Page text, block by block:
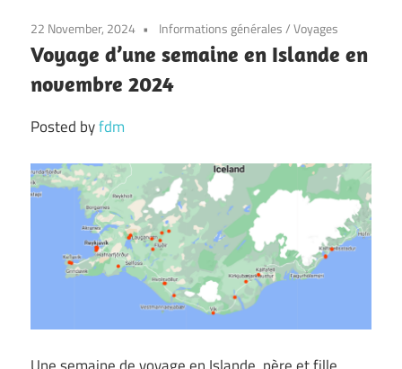
22 November, 2024 Informations générales/Voyages
Voyage d’une semaine en Islande en
novembre 2024
Posted byfdm